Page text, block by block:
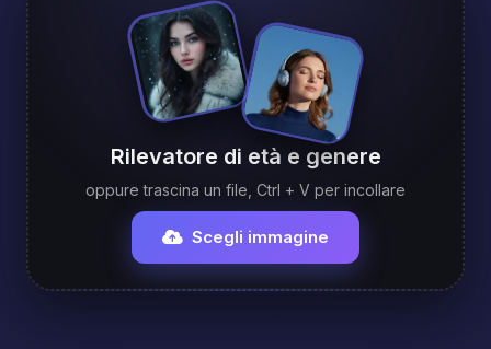
Rilevatore di età e genere
oppure trascina un file, Ctrl + V per incollare
Scegli immagine